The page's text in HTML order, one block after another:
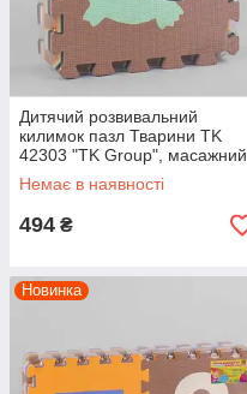
Дитячий розвивальний
килимок пазл Тварини TK
42303 "TK Group", масажний,
9 шт. в пакованні, 30х30 см
Немає в наявності
494 ₴
Новинка